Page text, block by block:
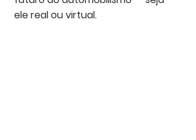
ele real ou virtual.